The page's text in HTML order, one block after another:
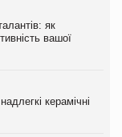
як
вашої
керамічні